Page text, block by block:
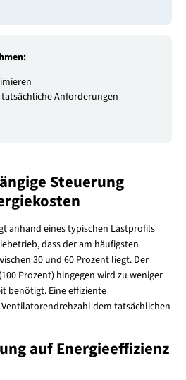
Anforderungen
Steuerung
anhand eines typischen Lastprofils
dass der am häufigsten
30 und 60 Prozent liegt. Der
Prozent) hingegen wird zu weniger
benötigt. Eine effiziente
dem tatsächlichen
auf Energieeffizienz